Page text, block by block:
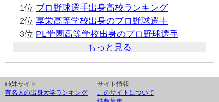
1位 プロ野球選手出身高校ランキング
2位 享栄高等学校出身のプロ野球選手
3位 PL学園高等学校出身のプロ野球選手
もっと見る
姉妹サイト
有名人の出身大学ランキング
サイト情報
このサイトについて